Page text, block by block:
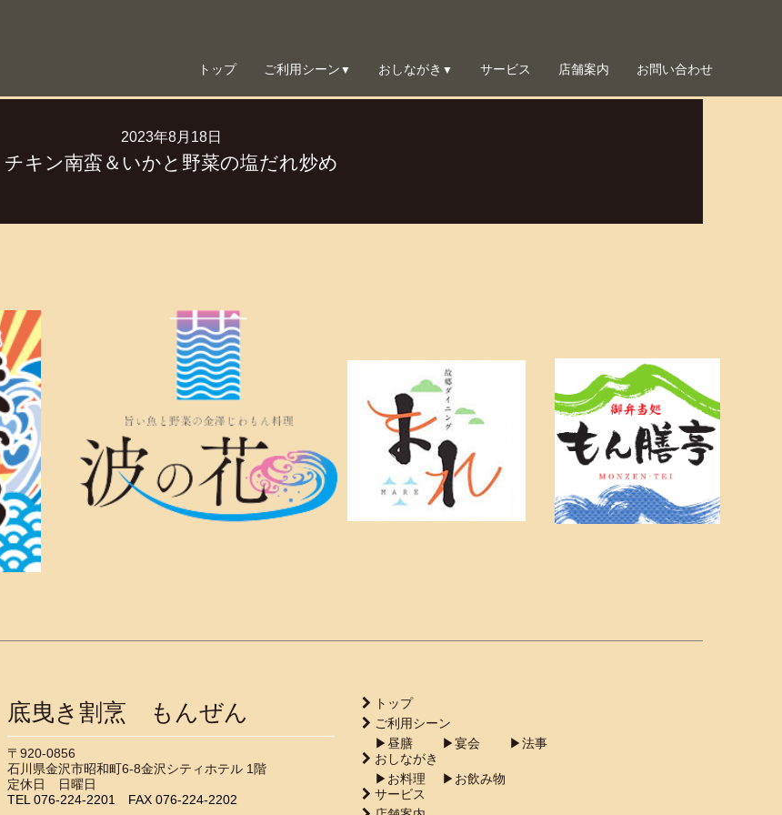
トップ ご利用シーン ▼ おしながき ▼ サービス 店舗案内 お問い合わせ
2023年8月18日
チキン南蛮＆いかと野菜の塩だれ炒め
底曳き割烹 もんぜん
〒920-0856
石川県金沢市昭和町6-8金沢シティホテル 1階
定休日 日曜日
TEL076-224-2201 FAX 076-224-2202
トップ
ご利用シーン
▶︎昼膳
▶︎宴会
▶︎法事
おしながき
▶︎お料理
▶︎お飲み物
サービス